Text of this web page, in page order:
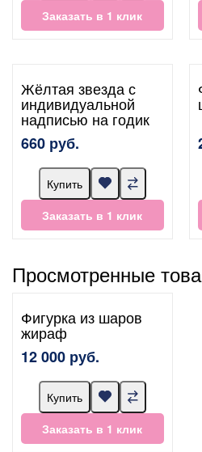
Заказать в 1 клик
Жёлтая звезда с
индивидуальной
надписью на годик
660 руб.
Купить
Заказать в 1 клик
Просмотренные
Фигурка из шаров
жираф
12 000 руб.
Купить
Заказать в 1 клик